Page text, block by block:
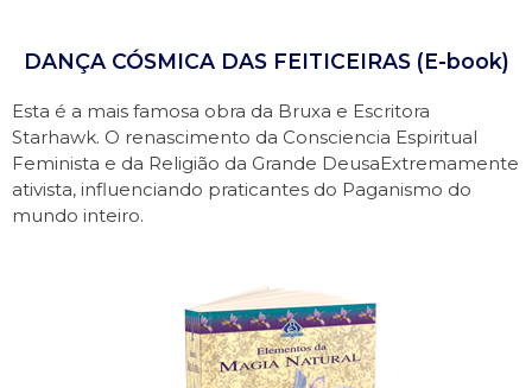
DANÇA CÓSMICA DAS FEITICEIRAS (E-book)
Esta é a mais famosa obra da Bruxa e Escritora
Starhawk. O renascimento da Consciencia Espiritual
Feminista e da Religião da Grande DeusaExtremamente
ativista, influenciando praticantes do Paganismo do
mundo inteiro.